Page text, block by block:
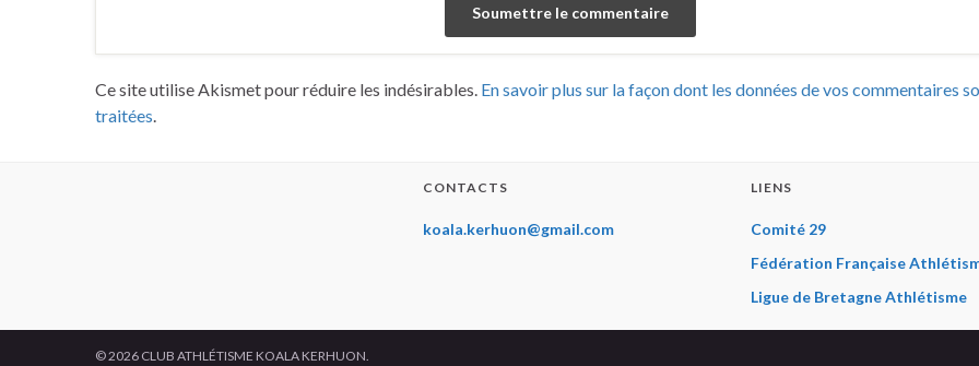
Ce site utilise Akismet pour réduire les indésirables. En savoir plus sur la façon dont les données de vos commentaires
traitées.
CONTACTS
koala.kerhuon@gmail.com
LIENS
Comité 29
Fédération Française
Ligue de Bretagne Athlétisme
© 2026 CLUB ATHLÉTISME KOALA KERHUON.